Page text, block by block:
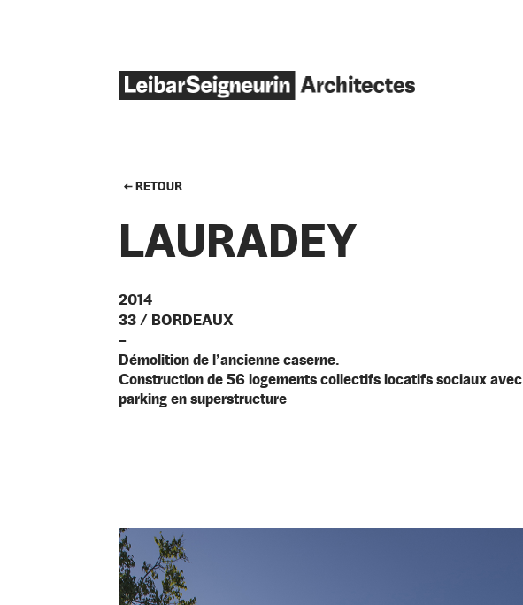
LAURADEY
2014
33 / BORDEAUX
–
Démolition de l’ancienne caserne.
Construction de 56 logements collectifs locatifs sociaux avec
parking en superstructure